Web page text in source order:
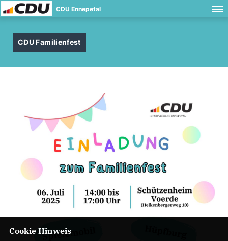
CDU Ennepetal
CDU Familienfest
Cookie Hinweis